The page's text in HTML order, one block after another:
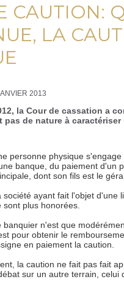
CAUTION:
LA
2013
la Cour de cassation a
de nature à
personne physique
banque, du paiement d'un
dont son fils est le
société ayant fait l'objet d'une
sont plus honorées.
banquier n'est que
pour obtenir le
en paiement la caution.
la caution ne fait pas fait
sur un autre terrain, celui